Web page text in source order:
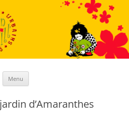
Menu
d’Amaranthes